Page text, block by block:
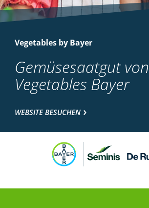
Vegetables by Bayer
Gemüsesaatgut von
Vegetables Bayer
WEBSITE BESUCHEN